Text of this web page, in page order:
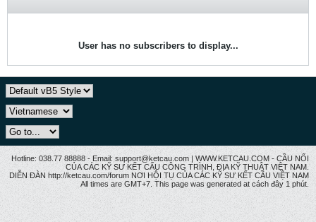
User has no subscribers to display...
Hotline: 038.77 88888 - Email: support@ketcau.com | WWW.KETCAU.COM - CẦU NỐI
CỦA CÁC KỸ SƯ KẾT CẤU CÔNG TRÌNH, ĐỊA KỸ THUẬT VIỆT NAM.
DIỄN ĐÀN http://ketcau.com/forum NƠI HỘI TỤ CỦA CÁC KỸ SƯ KẾT CÂU VIỆT NAM
All times are GMT+7. This page was generated at cách đây 1 phút.